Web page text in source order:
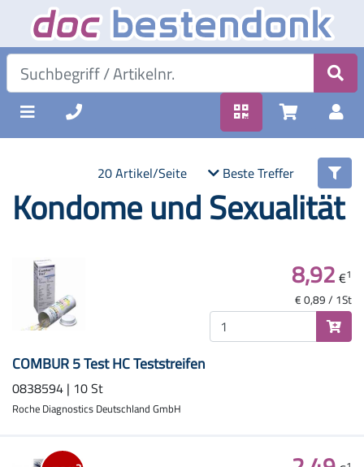
20 Artikel/Seite Beste Treffer
Kondome und Sexualität
COMBUR 5 Test HC Teststreifen
0838594 | 10 St
Roche Diagnostics Deutschland GmbH
8,92€1
€ 0,89 / 1St